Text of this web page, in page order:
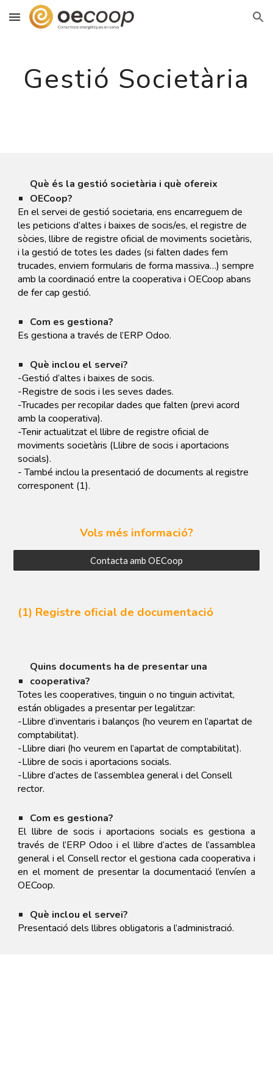
Skip to main content Skip to navigation
Gestió Societària
Què és la gestió societària i què ofereix
OECoop?
En el servei de gestió societaria, ens encarreguem de
les peticions d’altes i baixes de socis/es, el registre de
sòcies, llibre de registre oficial de moviments societàris,
i la gestió de totes les dades (si falten dades fem
trucades, enviem formularis de forma massiva…) sempre
amb la coordinació entre la cooperativa i OECoop abans
de fer cap gestió.
Com es gestiona?
Es gestiona a través de l’ERP Odoo.
Què inclou el servei?
-Gestió d’altes i baixes de socis.
-Registre de socis i les seves dades.
-Trucades per recopilar dades que falten (previ acord
amb la cooperativa).
-Tenir actualitzat el llibre de registre oficial de
moviments societàris (Llibre de socis i aportacions
socials).
- També inclou la presentació de documents al registre
corresponent (1).
Vols més informació?
Contacta amb OECoop
(1) Registre oficial de documentació
Quins documents ha de presentar una
cooperativa?
Totes les cooperatives, tinguin o no tinguin activitat,
están obligades a presentar per legalitzar:
-Llibre d’inventaris i balanços (ho veurem en l’apartat de
comptabilitat).
-Llibre diari (ho veurem en l’apartat de comptabilitat).
-Llibre de socis i aportacions socials.
-Llibre d’actes de l’assemblea general i del Consell
rector.
Com es gestiona?
El llibre de socis i aportacions socials es gestiona a
través de l’ERP Odoo i el llibre d’actes de l’assamblea
general i el Consell rector el gestiona cada cooperativa i
en el moment de presentar la documentació l’envíen a
OECoop.
Què inclou el servei?
Presentació dels llibres obligatoris a l’administració.